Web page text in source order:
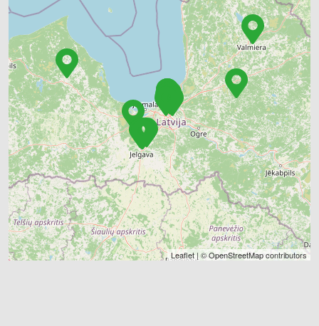
Leaflet | ©OpenStreetMapcontributors